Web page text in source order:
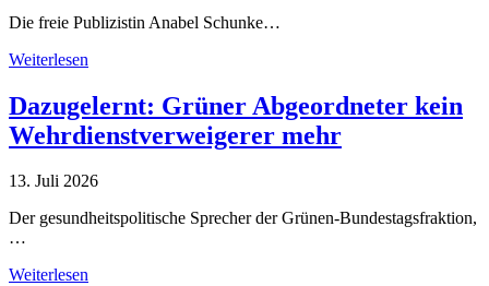
Die freie Publizistin Anabel Schunke…
Weiterlesen
Dazugelernt: Grüner Abgeordneter kein
Wehrdienstverweigerer mehr
13. Juli 2026
Der gesundheitspolitische Sprecher der Grünen-Bundestagsfraktion,
…
Weiterlesen